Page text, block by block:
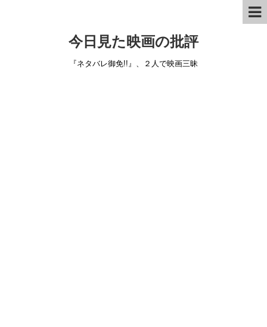
今日見た映画の批評
『ネタバレ御免!!』、２人で映画三昧